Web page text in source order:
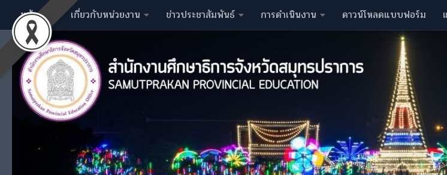
Skip to content
หน้าหลัก เกี่ยวกับหน่วยงาน ข่าวประชาสัมพันธ์ การดำเนินงาน ดาวน์โหลดแบบฟอร์ม